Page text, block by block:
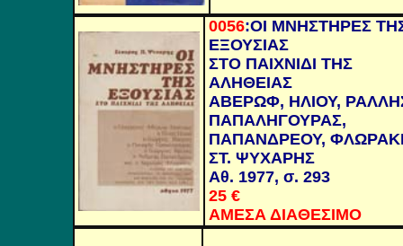
0056:ΟΙ ΜΝΗΣΤΗΡΕΣ
ΕΞΟΥΣΙΑΣ
ΣΤΟ ΠΑΙΧΝΙΔΙ ΤΗΣ
ΑΛΗΘΕΙΑΣ
ΑΒΕΡΩΦ, ΗΛΙΟΥ,
ΠΑΠΑΛΗΓΟΥΡΑΣ,
ΠΑΠΑΝΔΡΕΟΥ,
ΣΤ. ΨΥΧΑΡΗΣ
Αθ. 1977, σ. 293
25€
ΑΜΕΣΑ ΔΙΑΘΕΣΙΜΟ